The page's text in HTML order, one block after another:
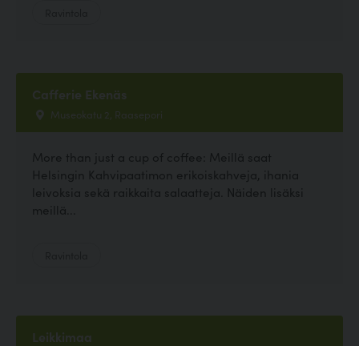
Cafferie Ekenäs
Museokatu 2, Raasepori
More than just a cup of coffee: Meillä saat
Helsingin Kahvipaatimon erikoiskahveja, ihania
leivoksia sekä raikkaita salaatteja. Näiden lisäksi
meillä...
Leikkimaa